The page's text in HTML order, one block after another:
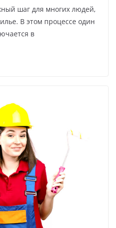
шаг для многих людей,
В этом процессе один
в